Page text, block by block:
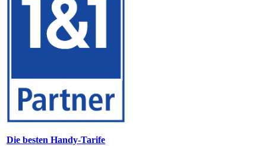
Die besten Handy-Tarife